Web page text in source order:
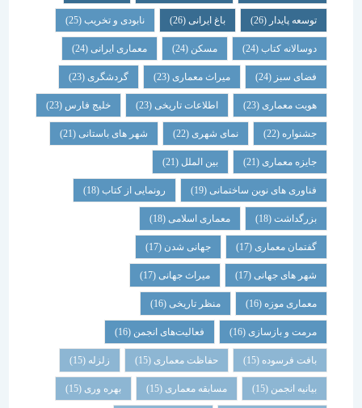
توسعه پایدار(26) باغ ایرانی(26) نابودی و تخریب(25)
دوسالانه کتاب(24) مسکن (24) معماری ایرانی(24)
فضای سبز(24) میراث معماری (23) گردشگری (23)
هویت معماری (23) اطلاعات تاریخی(23) خلیج فارس(23)
جشنواره(22) نمای شهری(22) شهر های باستانی (21)
جایزه معماری (21) بین الملل(21)
فناوری های نوین ساختمانی(19) رونمایی از کتاب (18)
بزرگداشت (18) معماری اسلامی (18)
گفتمان معماری (17) جهانی شدن(17)
شهر های جهانی(17) میراث جهانی(17)
معماری موزه (16) منظر تاریخی (16)
مرمت و بازسازی(16) فعالیت‌های انجمن(16)
بافت فرسوده (15) حفاظت معماری (15) زلزله
بیانیه انجمن(15) مسابقه معماری (15) بهره وری(15)